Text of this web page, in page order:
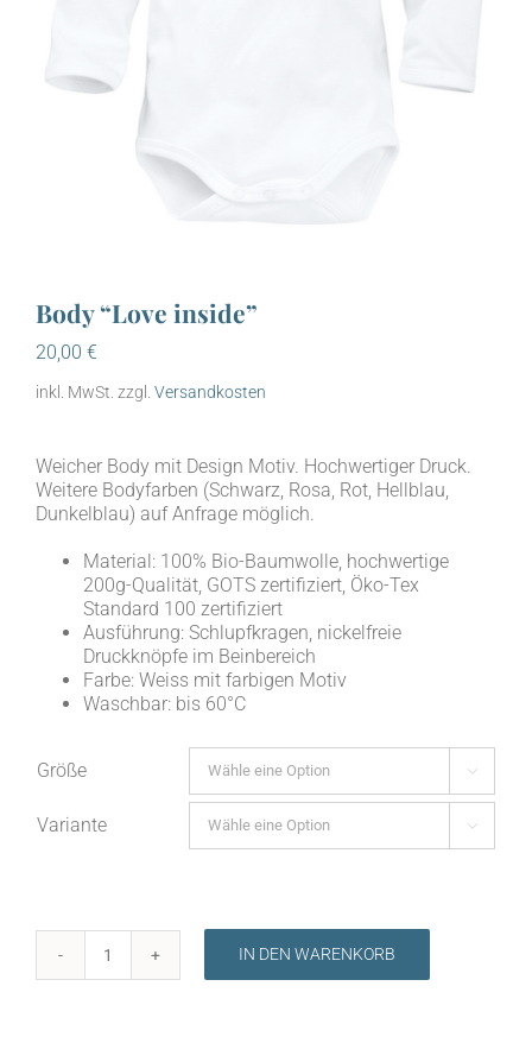
Body “Love inside”
20,00 €
inkl. MwSt. zzgl. Versandkosten
Weicher Body mit Design Motiv. Hochwertiger Druck.
Weitere Bodyfarben (Schwarz, Rosa, Rot, Hellblau,
Dunkelblau) auf Anfrage möglich.
Material: 100% Bio-Baumwolle, hochwertige
200g-Qualität, GOTS zertifiziert, Öko-Tex
Standard 100 zertifiziert
Ausführung: Schlupfkragen, nickelfreie
Druckknöpfe im Beinbereich
Farbe: Weiss mit farbigen Motiv
Waschbar: bis 60°C
Größe 
Variante 
Body
IN DEN WARENKORB